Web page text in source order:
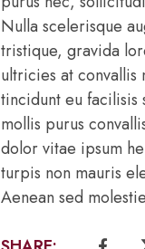
Nulla scelerisque
tristique, gravida
ultricies at convallis
tincidunt eu facilisis
mollis purus
dolor vitae ipsum
turpis non mauris
Aenean sed